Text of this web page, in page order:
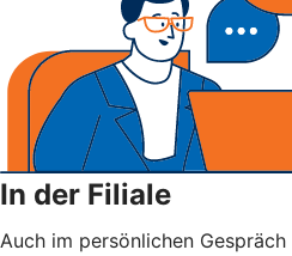
In der Filiale
Auch im persönlichen